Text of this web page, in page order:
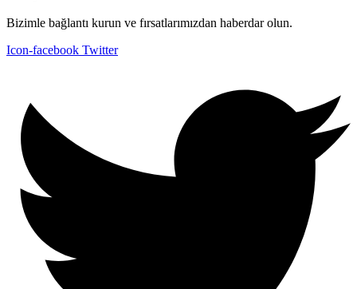
Bizimle bağlantı kurun ve fırsatlarımızdan haberdar olun.
Icon-facebook Twitter